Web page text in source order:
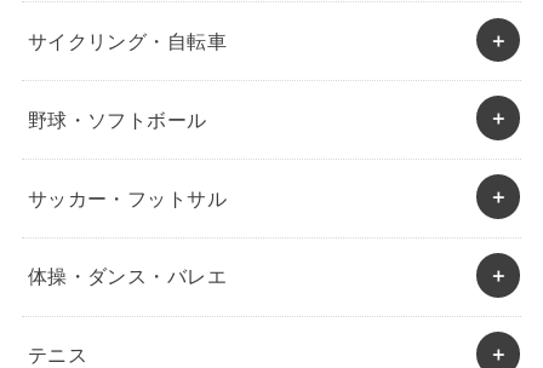
サイクリング・自転車
野球・ソフトボール
サッカー・フットサル
体操・ダンス・バレエ
テニス